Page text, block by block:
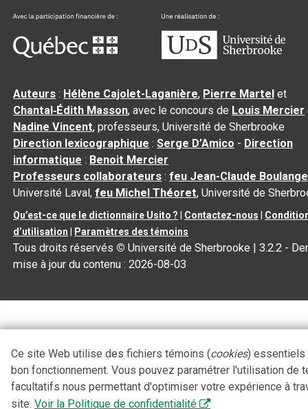
Auteurs : Hélène Cajolet-Laganière, Pierre Martel et
Chantal‑Édith Masson, avec le concours de Louis Mercier
Nadine Vincent, professeurs, Université de Sherbrooke
Direction lexicographique :Serge D’Amico - Direction
informatique : Benoit Mercier
Professeurs collaborateurs :feu Jean-Claude
Université Laval,feu Michel Théoret, Université de
Qu’est-ce que le dictionnaire Usito ? Contactez-nous
d’utilisation
Paramètres des témoins
Tous droits réservés © Université de Sherbrooke |3.2.2 -
mise à jour du contenu :2026-08-03
Ce site Web utilise des fichiers témoins (cookies) essentiels
bon fonctionnement. Vous pouvez paramétrer l'utilisation de
facultatifs nous permettant d'optimiser votre expérience à
site. Voir la Politique de confidentialité